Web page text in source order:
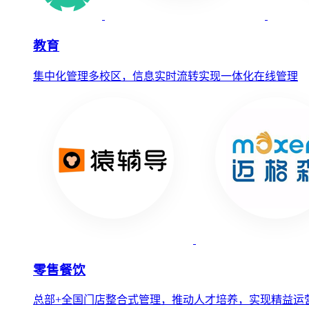
教育
集中化管理多校区，信息实时流转实现一体化在线管理
零售餐饮
总部+全国门店整合式管理，推动人才培养，实现精益运